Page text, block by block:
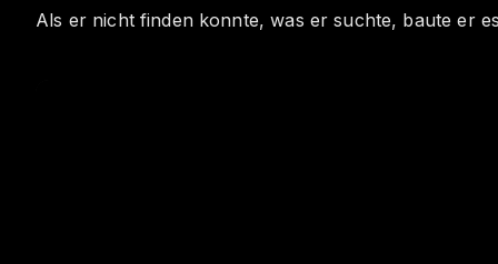
Als er nicht finden konnte, was er suchte, baute er